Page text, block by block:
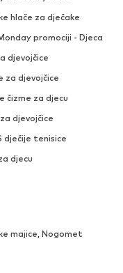
hlače za dječake
promociji - Djeca
djevojčice
za djevojčice
čizme za djecu
djevojčice
dječije tenisice
djecu
majice, Nogomet